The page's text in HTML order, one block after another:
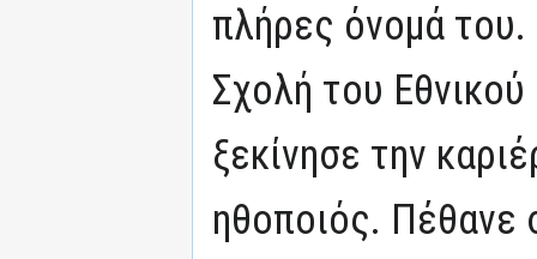
πλήρες όνομά
Σχολή του
ξεκίνησε την
ηθοποιός. Πέθανε